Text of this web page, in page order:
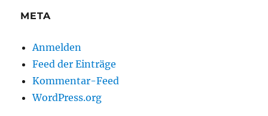
META
Anmelden
Feed der Einträge
Kommentar-Feed
WordPress.org